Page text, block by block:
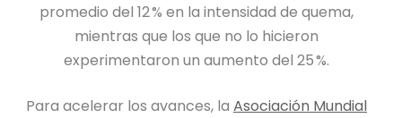
promedio del 12 % en la intensidad de quema,
mientras que los que no lo hicieron
experimentaron un aumento del 25 %.
Para acelerar los avances, la Asociación Mundial